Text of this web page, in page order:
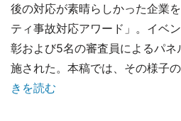
後の対応が素晴らしかった企業
ティ事故対応アワード」。イベ
彰および5名の審査員によるパ
施された。本稿では、その様子
きを読む